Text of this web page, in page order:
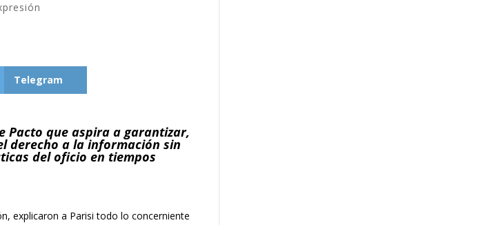
Telegram
Pacto que aspira a garantizar,
derecho a la información sin
del oficio en tiempos
explicaron a Parisi todo lo concerniente